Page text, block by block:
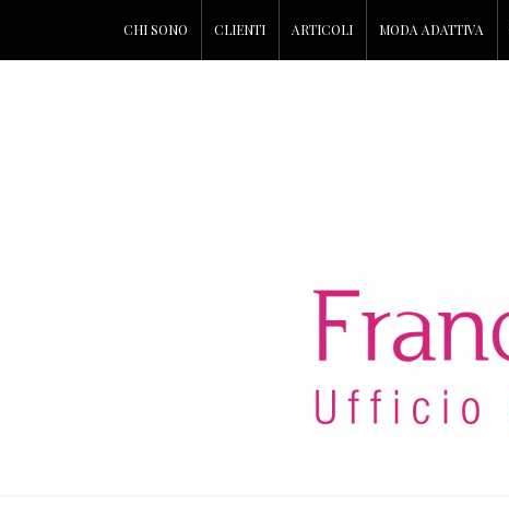
CHI SONO CLIENTI ARTICOLI MODA ADATTIVA